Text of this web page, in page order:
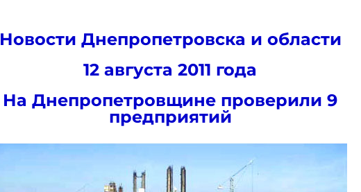
Новости Днепропетровска и области
12 августа 2011 года
На Днепропетровщине проверили 9
предприятий